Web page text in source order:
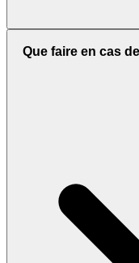
Que faire en cas